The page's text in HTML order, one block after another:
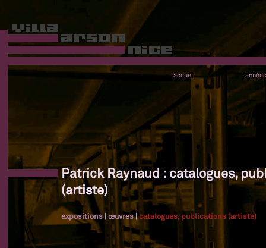
accueil années
Patrick Raynaud : catalogues,
(artiste)
expositions|œuvres|catalogues, publications (artiste)